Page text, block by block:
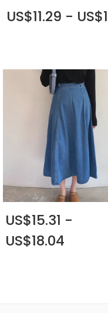
US$11.29 -
US$15.31 -
US$18.04